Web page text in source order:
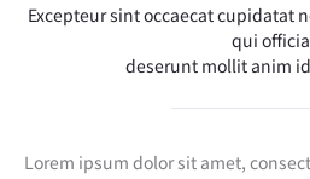
Excepteur sint occaecat cupidatat
qui officia
deserunt mollit anim
Lorem ipsum dolor sit amet,